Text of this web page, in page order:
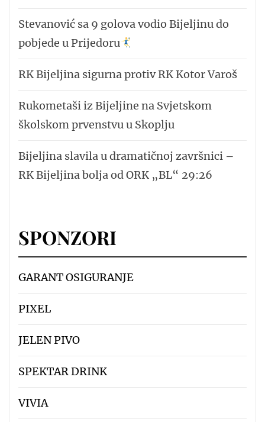
Stevanović sa 9 golova vodio Bijeljinu do
pobjede u Prijedoru
RK Bijeljina sigurna protiv RK Kotor Varoš
Rukometaši iz Bijeljine na Svjetskom
školskom prvenstvu u Skoplju
Bijeljina slavila u dramatičnoj završnici –
RK Bijeljina bolja od ORK „BL“ 29:26
SPONZORI
GARANT OSIGURANJE
PIXEL
JELEN PIVO
SPEKTAR DRINK
VIVIA